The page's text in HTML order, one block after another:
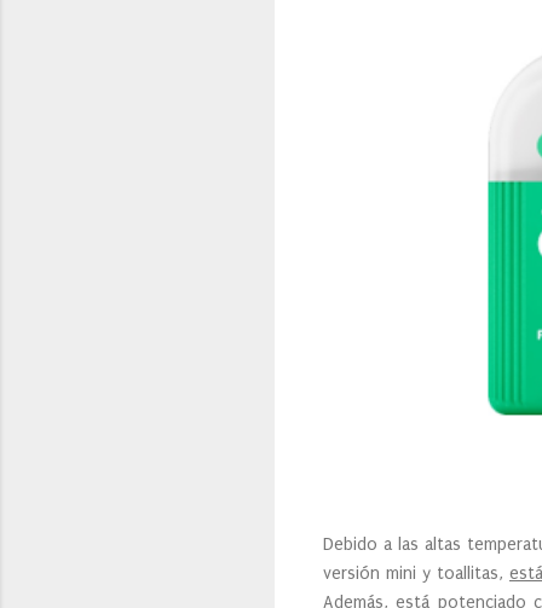
Debido a las altas
versión mini y toallitas,
Además, está potenciado